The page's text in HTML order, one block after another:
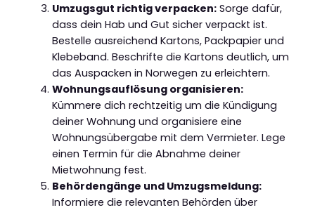
Umzugsgut richtig verpacken:Sorge dafür,
dass dein Hab und Gut sicher verpackt ist.
Bestelle ausreichend Kartons, Packpapier und
Klebeband. Beschrifte die Kartons deutlich, um
das Auspacken in Norwegen zu erleichtern.
Wohnungsauflösung organisieren:
Kümmere dich rechtzeitig um die Kündigung
deiner Wohnung und organisiere eine
Wohnungsübergabe mit dem Vermieter. Lege
einen Termin für die Abnahme deiner
Mietwohnung fest.
Behördengänge und Umzugsmeldung:
Informiere die relevanten Behörden über